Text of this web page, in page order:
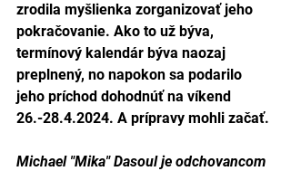
zrodila myšlienka zorganizovať jeho
pokračovanie. Ako to už býva,
termínový kalendár býva naozaj
preplnený, no napokon sa podarilo
jeho príchod dohodnúť na víkend
26.-28.4.2024. A prípravy mohli začať.
Michael "Mika" Dasoul je odchovancom